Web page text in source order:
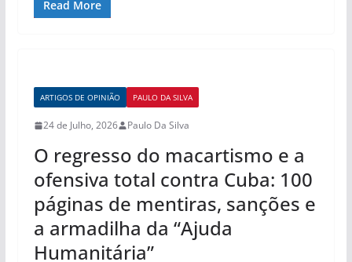
Read More
ARTIGOS DE OPINIÃO PAULO DA SILVA
24 de Julho, 2026 Paulo Da Silva
O regresso do macartismo e a
ofensiva total contra Cuba: 100
páginas de mentiras, sanções e
a armadilha da “Ajuda
Humanitária”